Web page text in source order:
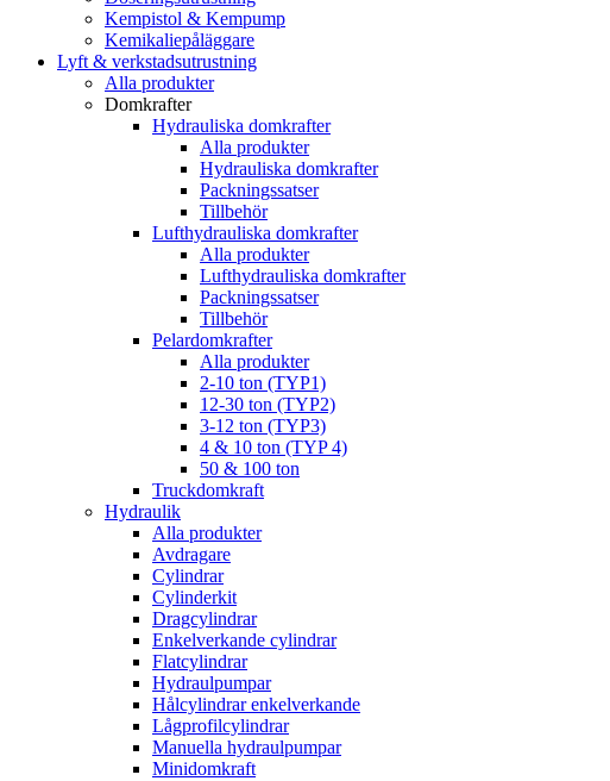
Kempistol & Kempump
Kemikaliepåläggare
Lyft & verkstadsutrustning
Alla produkter
Domkrafter
Hydrauliska domkrafter
Alla produkter
Hydrauliska domkrafter
Packningssatser
Tillbehör
Lufthydrauliska domkrafter
Alla produkter
Lufthydrauliska domkrafter
Packningssatser
Tillbehör
Pelardomkrafter
Alla produkter
2-10 ton (TYP1)
12-30 ton (TYP2)
3-12 ton (TYP3)
4 & 10 ton (TYP 4)
50 & 100 ton
Truckdomkraft
Hydraulik
Alla produkter
Avdragare
Cylindrar
Cylinderkit
Dragcylindrar
Enkelverkande cylindrar
Flatcylindrar
Hydraulpumpar
Hålcylindrar enkelverkande
Lågprofilcylindrar
Manuella hydraulpumpar
Minidomkraft